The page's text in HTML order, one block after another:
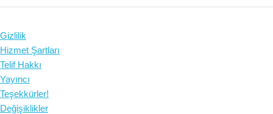
Gizlilik
Hizmet Şartları
Telif Hakkı
Yayıncı
Teşekkürler!
Değişiklikler